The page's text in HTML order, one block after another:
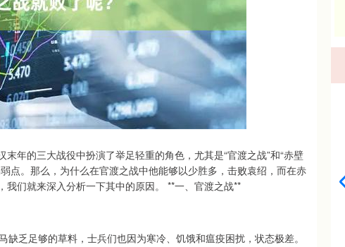
年的三大战役中扮演了举足轻重的角色，尤其是“官渡之战”和“赤壁
点。那么，为什么在官渡之战中他能够以少胜多，击败袁绍，而在赤
们就来深入分析一下其中的原因。 **一、官渡之战**
乏足够的草料，士兵们也因为寒冷、饥饿和瘟疫困扰，状态极差。
1.42% 沪深300 4694.44 43.13